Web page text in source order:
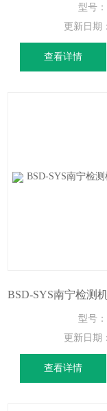
型号
更新日期：
查看详情
型号
更新日期：
查看详情